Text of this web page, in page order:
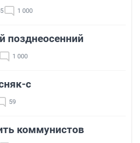
1 000
позднеосенний
1 000
с
59
коммунистов